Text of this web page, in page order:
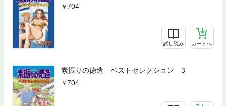
704
試し読み カートへ
素振りの徳造 ベストセレクション 3
704